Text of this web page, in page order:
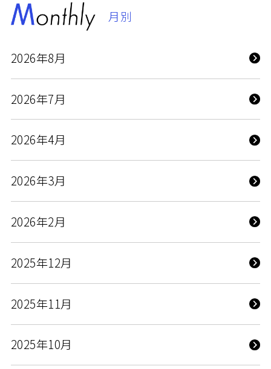
月別
2026年8月
2026年7月
2026年4月
2026年3月
2026年2月
2025年12月
2025年11月
2025年10月